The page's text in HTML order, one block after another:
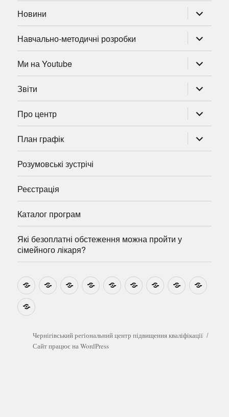
Новини
підменю
Навчально-методичні розробки
підменю
Ми на Youtube
підменю
Звіти
підменю
Про центр
підменю
План графік
підменю
Розумовські зустрічі
Реєстрація
Каталог програм
Які безоплатні обстеження можна пройти у
сімейного лікаря?
НовиниНавчально-
методичні
Ми
на
Звіти Про
центр
План
графік
Розумовські
зустрічі
Реєстрація
Які
безоплатні
можна
пройти
у
Чернігівський регіональний центр підвищення кваліфікації
Сайт працює на WordPress